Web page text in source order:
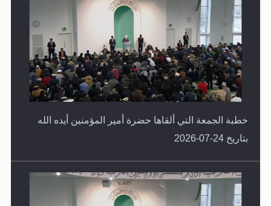
خطبة الجمعة التي ألقاها حضرة أمير المؤمنين أيده الله
بتاريخ 24-07-2026